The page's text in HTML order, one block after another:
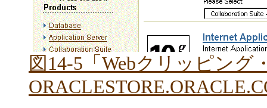
図14-5「Webクリッピング